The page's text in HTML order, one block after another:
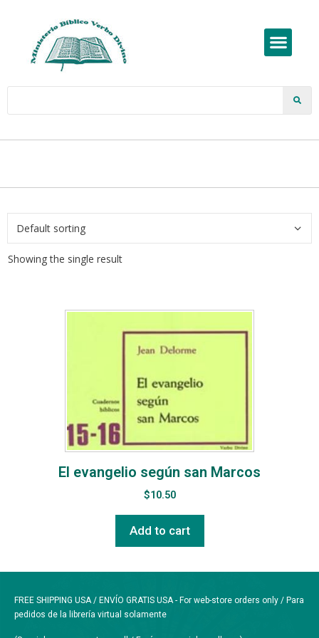
Showing the single result
El evangelio según san Marcos
$10.50
Add to cart
FREE SHIPPING USA / ENVÍO GRATIS USA - For web-store orders only / Para
pedidos de la librería virtual solamente